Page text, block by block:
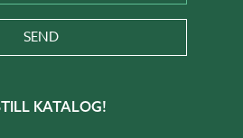
SEND
KATALOG!